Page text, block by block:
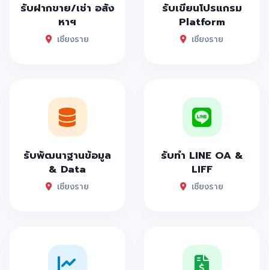
รับฝากขาย/เช่า อสัง
หาฯ
เชียงราย
รับเขียนโปรแกรม
Platform
เชียงราย
รับพัฒนาฐานข้อมูล
& Data
เชียงราย
รับทำ LINE OA &
LIFF
เชียงราย